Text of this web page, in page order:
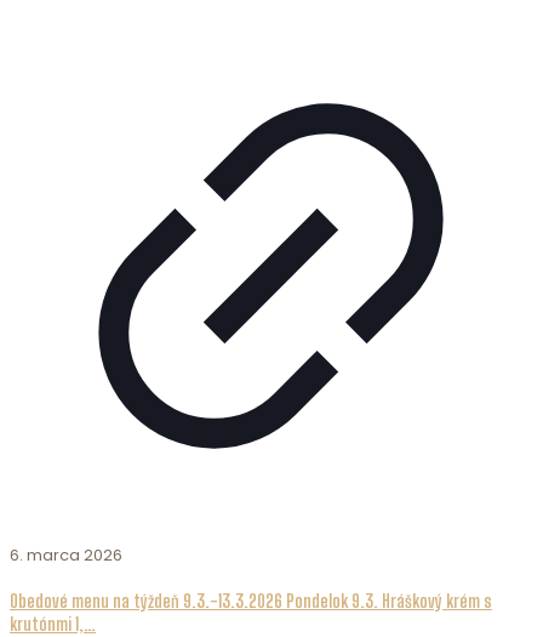
6. marca 2026
Obedové menu na týždeň 9.3.-13.3.2026 Pondelok 9.3. Hráškový krém s
krutónmi 1,…